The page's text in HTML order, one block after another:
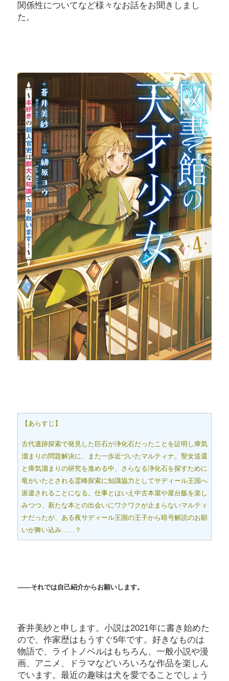
関係性についてなど様々なお話をお聞きしまし
た。
【あらすじ】
古代遺跡探索で発見した巨石が浄化石だったことを証明し瘴気
溜まりの問題解決に、また一歩近づいたマルティナ。聖女送還
と瘴気溜まりの研究を進める中、さらなる浄化石を探すために
竜がいたとされる霊峰探索に知識協力としてサディール王国へ
派遣されることになる。仕事とはいえ中古本屋や屋台飯を楽し
みつつ、新たな本との出会いにワクワクが止まらないマルティ
ナだったが、ある夜サディール王国の王子から暗号解読のお願
いが舞い込み……？
――それでは自己紹介からお願いします。
蒼井美紗と申します。小説は2021年に書き始めた
ので、作家歴はもうすぐ5年です。好きなものは
物語で、ライトノベルはもちろん、一般小説や漫
画、アニメ、ドラマなどいろいろな作品を楽しん
でいます。最近の趣味は犬を愛でることでしょう